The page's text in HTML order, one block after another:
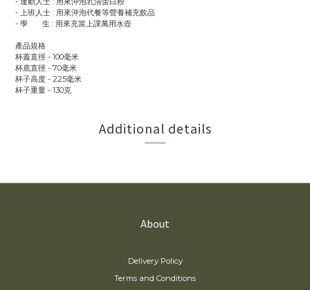
- 上班人士 : 用來沖泡代餐等營養補充飲品
- 學 生 : 用來充當上課萬用水壺
產品規格
杯蓋直徑 - 100毫米
杯底直徑 - 70毫米
杯子高度 - 225毫米
杯子重量 - 130克
Additional details
About
Delivery Policy
Terms and Conditions